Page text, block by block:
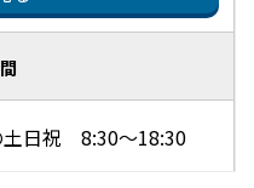
日祝 8:30～18:30